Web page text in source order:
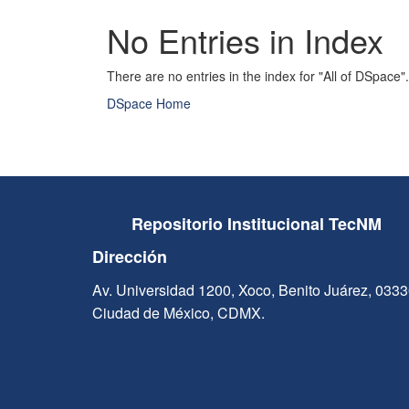
No Entries in Index
There are no entries in the index for "All of DSpace".
DSpace Home
Repositorio Institucional TecNM
Dirección
Av. Universidad 1200, Xoco, Benito Juárez,
Ciudad de México, CDMX.